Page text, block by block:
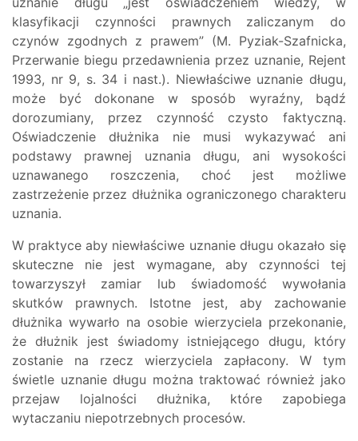
klasyfikacji czynności prawnych zaliczanym do
czynów zgodnych z prawem” (M. Pyziak-Szafnicka,
Przerwanie biegu przedawnienia przez uznanie, Rejent
1993, nr 9, s. 34 i nast.). Niewłaściwe uznanie długu,
może być dokonane w sposób wyraźny, bądź
dorozumiany, przez czynność czysto faktyczną.
Oświadczenie dłużnika nie musi wykazywać ani
podstawy prawnej uznania długu, ani wysokości
uznawanego roszczenia, choć jest możliwe
zastrzeżenie przez dłużnika ograniczonego charakteru
uznania.
W praktyce aby niewłaściwe uznanie długu okazało się
skuteczne nie jest wymagane, aby czynności tej
towarzyszył zamiar lub świadomość wywołania
skutków prawnych. Istotne jest, aby zachowanie
dłużnika wywarło na osobie wierzyciela przekonanie,
że dłużnik jest świadomy istniejącego długu, który
zostanie na rzecz wierzyciela zapłacony. W tym
świetle uznanie długu można traktować również jako
przejaw lojalności dłużnika, które zapobiega
wytaczaniu niepotrzebnych procesów.